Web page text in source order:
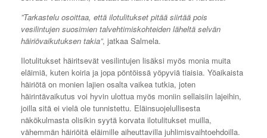
”Tarkastelu osoittaa, että ilotulitukset pitää siirtää pois
vesilintujen suosimien talvehtimiskohteiden läheltä selvän
häiriövaikutuksen takia”, jatkaa Salmela.
Ilotulitukset häiritsevät vesilintujen lisäksi myös monia muita
eläimiä, kuten koiria ja jopa pöntöissä yöpyviä tiaisia. Yöaikaista
häiriötä on monien lajien osalta vaikea tutkia, joten
häirintävaikutus voi hyvin ulottua myös moniin sellaisiin lajeihin,
joilla sitä ei vielä ole tunnistettu. Eläinsuojelullisesta
näkökulmasta olisikin syytä korvata ilotulitukset muilla,
vähemmän häiriöitä eläimille aiheuttavilla juhlimisvaihtoehdoilla.